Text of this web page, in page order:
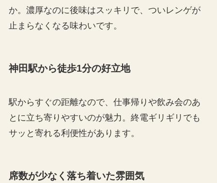
か。濃厚なのに後味はスッキリで、ついレンゲが
止まらなくなる味わいです。
神田駅から徒歩1分の好立地
駅からすぐの距離なので、仕事帰りや飲み会のあ
とに立ち寄りやすいのが魅力。終電ギリギリでも
サッと寄れる利便性があります。
席数が少なく落ち着いた雰囲気